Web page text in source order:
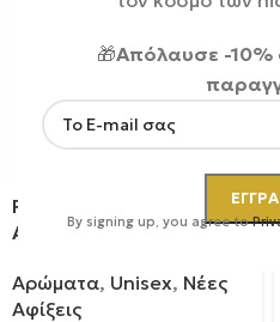
🎁Απόλαυσε -
By signing up, you agree to
Roja London | Espresso
Aoud
Αρώματα, Unisex, Νέες
Αφίξεις